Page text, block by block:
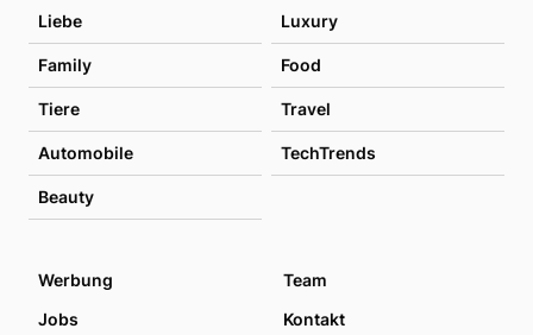
Liebe Luxury
Family Food
Tiere Travel
Automobile TechTrends
Beauty
Werbung
Team
Jobs
Kontakt